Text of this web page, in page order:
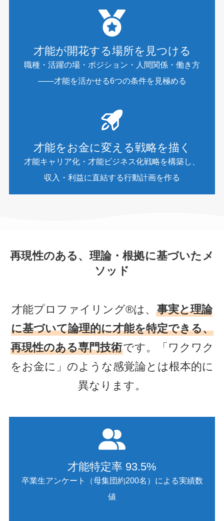
才能が開花する場所を見つける
職種・活躍の場・ポジション・人間関係・働き方
——才能を活かせる6つの条件を見極める
才能をお金に変える戦略を描く
才能キャリア化・才能ビジネス化戦略を構築し、
収入・利益に直結する行動計画を作る
再現性のある、理論・根拠に基づいたメ
ソッド
才能プロファイリング®は、 事実と理論
に基づいて論理的に才能を特定できる、
再現性のある専門技術です。「ワクワク
をお金に」のような感覚論とは根本的に
異なります。
才能特定率 93.5%
卒業生アンケート（母集団約200名）による実績数
値